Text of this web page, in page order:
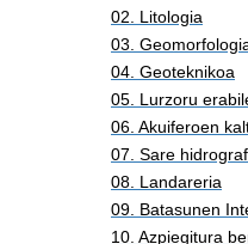
02. Litologia
03.
04. Geoteknikoa
05. Lurzoru
06. Akuiferoen
07. Sare
08. Landareria
09. Batasunen
10. Azpiegitura